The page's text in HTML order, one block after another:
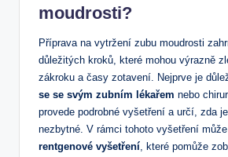
moudrosti?
Příprava na ​vytržení zubu moudrosti
důležitých kroků, ‌které mohou výrazně
zákroku a⁣ časy zotavení. Nejprve je
se se svým zubním lékařem nebo
provede podrobné vyšetření ​a ​určí, zda
nezbytné. V rámci tohoto vyšetření
rentgenové ‌vyšetření, které pomůže